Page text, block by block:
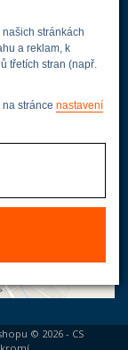
stránkách
a reklam, k
třetích stran (např.
stránce nastavení
© 2026 - CS